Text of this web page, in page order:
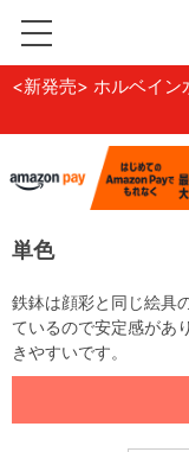
<新発売> ホルベイン
単色
鉄鉢は顔彩と同じ絵具
ているので安定感があ
きやすいです。